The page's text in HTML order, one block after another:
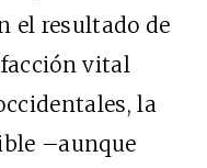
el resultado de
vital
la
–aunque